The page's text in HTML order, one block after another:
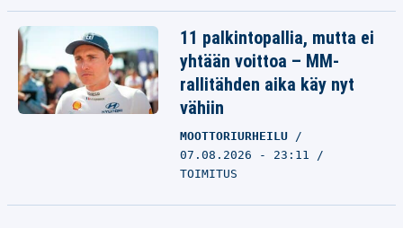
11 palkintopallia, mutta ei
yhtään voittoa – MM-
rallitähden aika käy nyt
vähiin
MOOTTORIURHEILU
07.08.2026 - 23:11
TOIMITUS